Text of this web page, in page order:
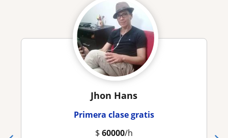
Jhon Hans
Primera clase gratis
$ 60000/h